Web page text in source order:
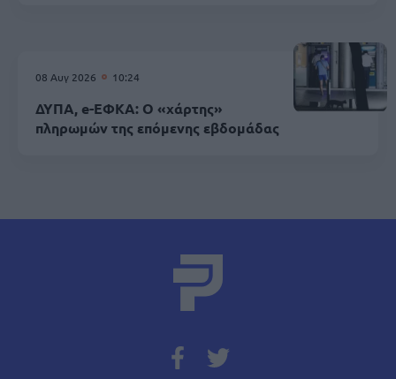
08 Αυγ 2026 10:24
ΔΥΠΑ, e-ΕΦΚΑ: Ο «χάρτης»
πληρωμών της επόμενης εβδομάδας